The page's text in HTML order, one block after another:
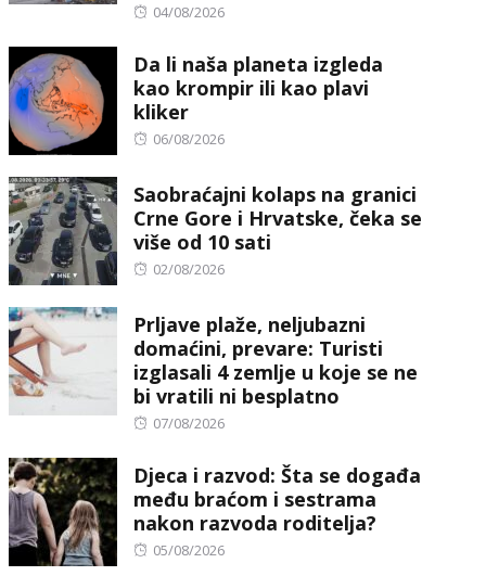
Posted
04/08/2026
Da li naša planeta izgleda
kao krompir ili kao plavi
kliker
Posted
06/08/2026
Saobraćajni kolaps na granici
Crne Gore i Hrvatske, čeka se
više od 10 sati
Posted
02/08/2026
Prljave plaže, neljubazni
domaćini, prevare: Turisti
izglasali 4 zemlje u koje se ne
bi vratili ni besplatno
Posted
07/08/2026
Djeca i razvod: Šta se događa
među braćom i sestrama
nakon razvoda roditelja?
Posted
05/08/2026